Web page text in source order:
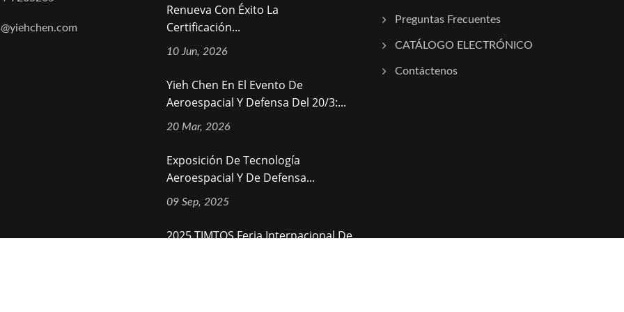
Renueva Con Éxito La
Certificación...
10 Jun, 2026
Yieh Chen En El Evento De
Aeroespacial Y Defensa Del 20/3:...
20 Mar, 2026
Exposición De Tecnología
Aeroespacial Y De Defensa...
09 Sep, 2025
2025 TIMTOS Feria Internacional De
Preguntas Frecuentes
CATÁLOGO ELECTRÓNICO
Contáctenos